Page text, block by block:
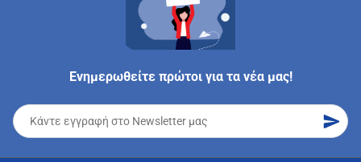
Ενημερωθείτε πρώτοι για τα νέα μας!